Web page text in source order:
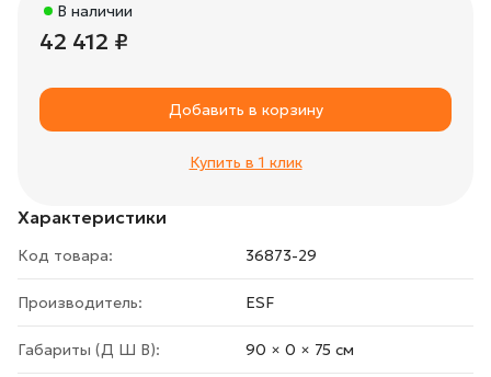
Характеристики
Код товара: 36873-29
Производитель: ESF
Габариты (Д Ш В): 90 × 0 × 75 cм
В наличии
42 412 ₽
Добавить в корзину
Купить в 1 клик